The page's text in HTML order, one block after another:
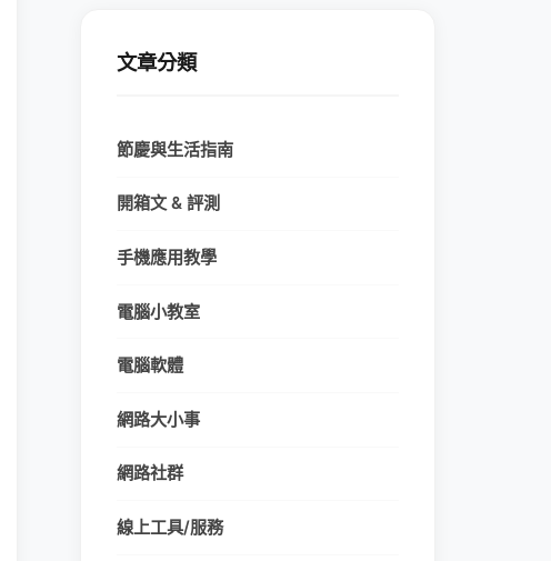
文章分類
節慶與生活指南
開箱文 & 評測
手機應用教學
電腦小教室
電腦軟體
網路大小事
網路社群
線上工具/服務